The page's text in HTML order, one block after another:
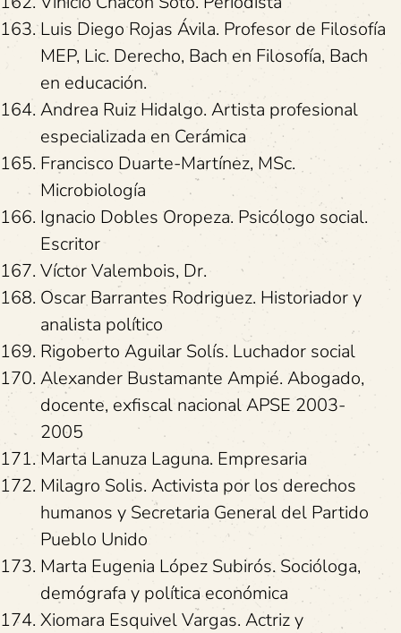
Luis Diego Rojas Ávila. Profesor de Filosofía
MEP, Lic. Derecho, Bach en Filosofía, Bach
en educación.
Andrea Ruiz Hidalgo. Artista profesional
especializada en Cerámica
Francisco Duarte-Martínez, MSc.
Microbiología
Ignacio Dobles Oropeza. Psicólogo social.
Escritor
Víctor Valembois, Dr.
Oscar Barrantes Rodriguez. Historiador y
analista político
Rigoberto Aguilar Solís. Luchador social
Alexander Bustamante Ampié. Abogado,
docente, exfiscal nacional APSE 2003-
2005
Marta Lanuza Laguna. Empresaria
Milagro Solis. Activista por los derechos
humanos y Secretaria General del Partido
Pueblo Unido
Marta Eugenia López Subirós. Socióloga,
demógrafa y política económica
Xiomara Esquivel Vargas. Actriz y